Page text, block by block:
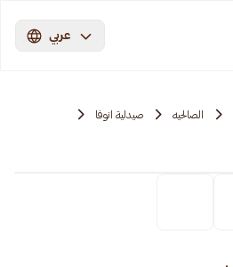
عربي
الصالحيه
صيدلية انوفا